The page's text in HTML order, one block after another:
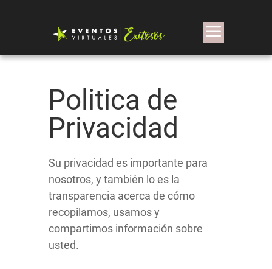
Politica de
Privacidad
Su privacidad es importante para
nosotros, y también lo es la
transparencia acerca de cómo
recopilamos, usamos y
compartimos información sobre
usted.